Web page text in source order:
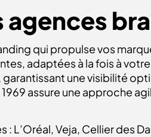
agences
qui propulse vos
adaptées à la fois à
garantissant une visibilité
assure une approche
L’Oréal, Veja, Cellier des